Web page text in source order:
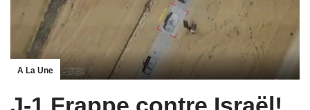
A La Une